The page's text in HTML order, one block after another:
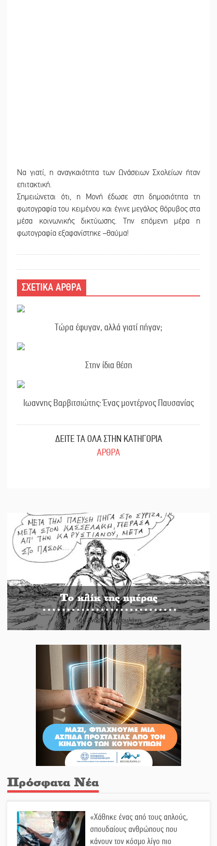
Να γιατί, η αναγκαιότητα των Ωνάσειων Σχολείων ήταν
επιτακτική.
Σημειώνεται ότι, η Μονή έδωσε στη δημοσιότητα τη
φωτογραφία του κειμένου και έγινε μεγάλος θόρυβος στα
μέσα κοινωνικής δικτύωσης. Την επόμενη μέρα η
φωτογραφία εξαφανίστηκε –θαύμα!
ΣΧΕΤΙΚΑ ΑΡΘΡΑ
Τώρα έφυγαν, αλλά γιατί πήγαν;
Στην ίδια θέση
Ιωαννης Βαρβιτσιώτης: Ένας μοντέρνος Παυσανίας
ΔΕΙΤΕ ΤΑ ΟΛΑ ΣΤΗΝ ΚΑΤΗΓΟΡΙΑ
ΑΡΘΡΑ
Το κλίκ της ημέρας
Του Ανδρέα Πετρουλάκη
Πρόσφατα Νέα
«Χάθηκε ένας από τους απλούς,
σπουδαίους ανθρώπους που
κάνουν τον κόσμο λίγο πιο